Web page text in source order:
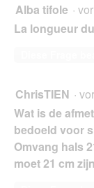
Alba tifole ·
La longueur
ChrisTIEN ·
Wat is de
bedoeld voor
Omvang hals
moet 21 cm